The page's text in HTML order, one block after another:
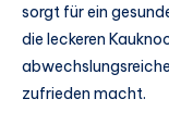
sorgt für ein
die leckeren
zufrieden macht.